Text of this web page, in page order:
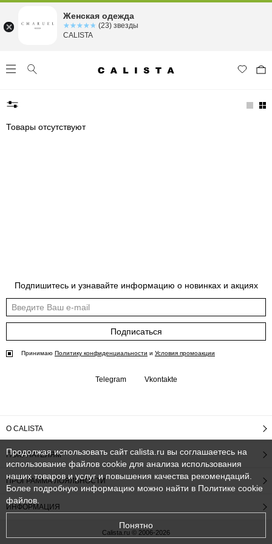
Товары отсутствуют
Подпишитесь и узнавайте информацию о новинках и акциях
Подписаться
Принимаю Политику конфиденциальности и Условия промоакции
Telegram Vkontakte
О CALISTA
ПОКУПАТЕЛЯМ
ПРОГРАММА ЛОЯЛЬНОСТИ
ИНФОРМАЦИЯ
Calista.ru © 2006-2026
Продолжая использовать сайт calista.ru вы соглашаетесь на
использование файлов cookie для анализа использования
наших товаров и услуг и повышения качества рекомендаций.
Более подробную информацию можно найти в Политике cookie
файлов
Понятно
Женская одежда
☆☆☆☆☆
★★★★★ (23) звезды
CALISTA